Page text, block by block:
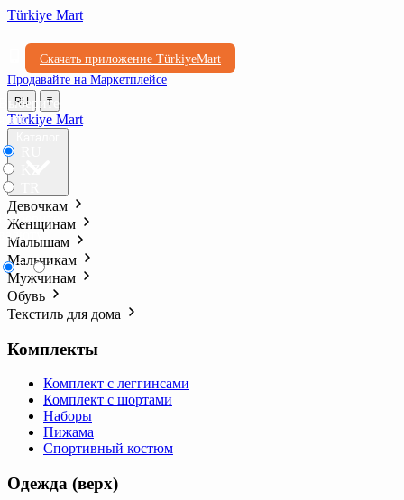
Türkiye Mart
Скачать приложение TürkiyeMart
Продавайте на Маркетплейсе
RU ₸
₸ ₺l
Türkiye Mart
Девочкам
Женщинам
Малышам
Мальчикам
Мужчинам
Обувь
Текстиль для дома
Комплекты
Комплект с леггинсами
Комплект с шортами
Наборы
Пижама
Спортивный костюм
Одежда (верх)